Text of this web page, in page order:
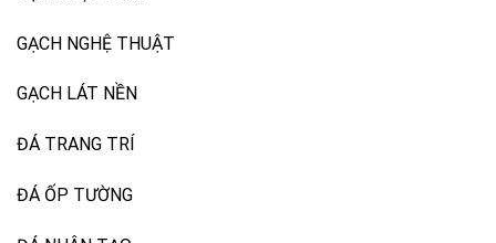
GẠCH NGHỆ THUẬT
GẠCH LÁT NỀN
ĐÁ TRANG TRÍ
ĐÁ ỐP TƯỜNG